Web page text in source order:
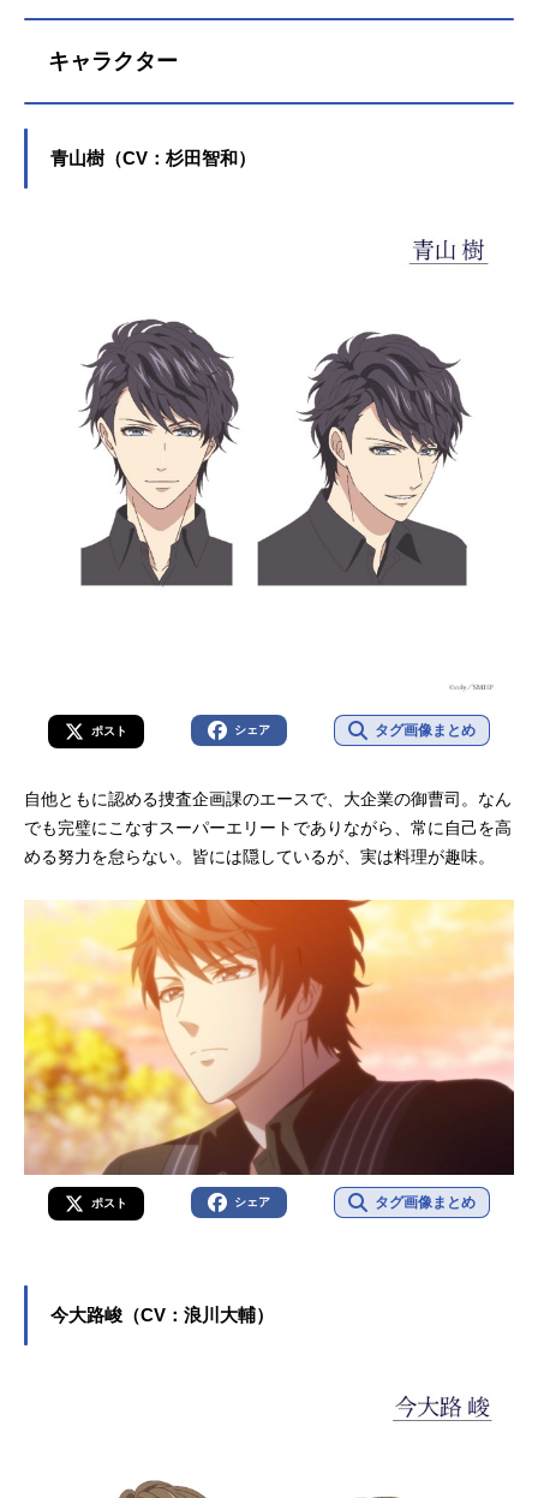
キャラクター
青山樹（CV：杉田智和）
ポスト シェア タグ画像まとめ
自他ともに認める捜査企画課のエースで、大企業の御曹司。なん
でも完璧にこなすスーパーエリートでありながら、常に自己を高
める努力を怠らない。皆には隠しているが、実は料理が趣味。
ポスト シェア タグ画像まとめ
今大路峻（CV：浪川大輔）